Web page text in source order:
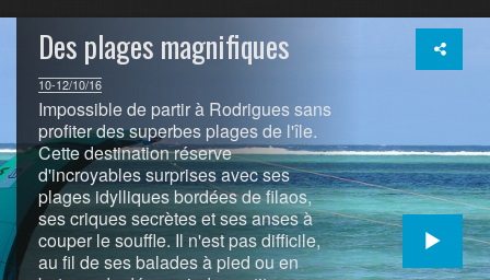
Des plages magnifiques
10-12/10/16
Impossible de partir à Rodrigues sans
profiter des superbes plages de l'île.
Cette destination réserve
d'incroyables surprises avec ses
plages idylliques bordées de filaos,
ses criques secrètes et ses anses à
couper le souffle. Il n'est pas difficile,
au fil de ses balades à pied ou en